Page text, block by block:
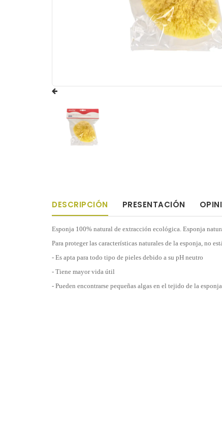
DESCRIPCIÓN PRESENTACIÓN
Esponja 100% natural de extracción ecológica. Esponja
Para proteger las características naturales de la esponja, no
- Es apta para todo tipo de pieles debido a su pH neutro
- Tiene mayor vida útil
- Pueden encontrarse pequeñas algas en el tejido de la